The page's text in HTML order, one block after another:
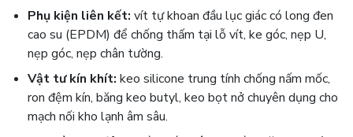
Phụ kiện liên kết: vít tự khoan đầu lục giác có long đen
cao su (EPDM) để chống thấm tại lỗ vít, ke góc, nẹp U,
nẹp góc, nẹp chân tường.
Vật tư kín khít: keo silicone trung tính chống nấm mốc,
ron đệm kín, băng keo butyl, keo bọt nở chuyên dụng cho
mạch nối kho lạnh âm sâu.